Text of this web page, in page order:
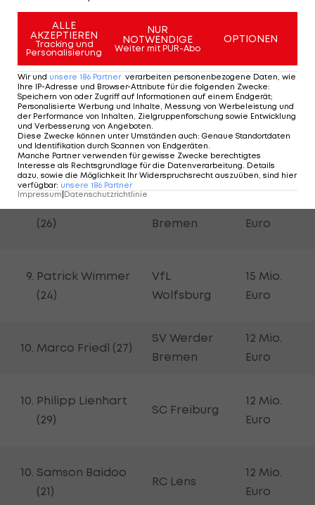
Eindhoven
Euro
Nicolas Seiwald
(24)
RB Leipzig
Euro
Leopold
Querfeld (22)
1. FC Union
Berlin
18 Mio.
Euro
(26)
Bremen
Euro
Patrick Wimmer
(24)
VfL
Wolfsburg
15 Mio.
Euro
Marco Friedl (27)
SV Werder
Bremen
12 Mio.
Euro
Philipp Lienhart
(29)
SC Freiburg
12 Mio.
Euro
Samson Baidoo
(21)
RC Lens
12 Mio.
Euro
ALLE
AKZEPTIEREN
Tracking und
Personalisierung
NUR
NOTWENDIGE
Weiter mit PUR-Abo
OPTIONEN
Wir und unsere 186 Partner verarbeiten personenbezogene Daten, wie
Ihre IP-Adresse und Browser-Attribute für die folgenden Zwecke:
Speichern von oder Zugriff auf Informationen auf einem Endgerät;
Personalisierte Werbung und Inhalte, Messung von Werbeleistung und
der Performance von Inhalten, Zielgruppenforschung sowie Entwicklung
und Verbesserung von Angeboten
Diese Zwecke können unter Umständen auch: Genaue Standortdaten
und Identifikation durch Scannen von Endgeräten
Manche Partner verwenden für gewisse Zwecke berechtigtes
Interesse als Rechtsgrundlage für die Datenverarbeitung. Details
dazu, sowie die Möglichkeit Ihr Widerspruchsrecht auszuüben, sind hier
verfügbar: unsere 186 Partner
Impressum|Datenschutzrichtlinie